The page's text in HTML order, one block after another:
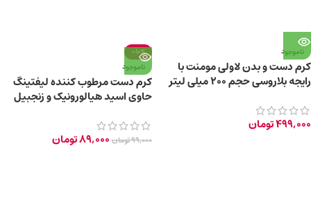
ناموجود
کرم دست و بدن لاولی مومنت با
رایجه بلاروسی حجم ۲۰۰ میلی لیتر
499,000تومان
-10%
ناموجود
کرم دست مرطوب کننده لیفتینگ
حاوی اسید هیالورونیک و زنجبیل
99,000تومان 89,000تومان